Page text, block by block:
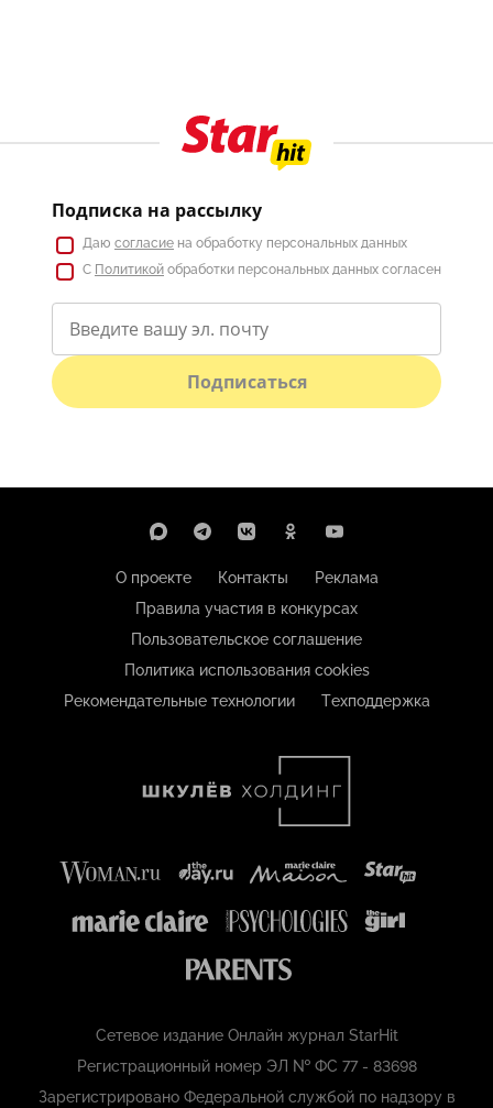
Подписка на рассылку
Даю согласие на обработку персональных данных
С Политикой обработки персональных данных согласен
Подписаться
О проекте Контакты
Реклама
Правила участия в конкурсах
Пользовательское соглашение
Политика использования cookies
Рекомендательные технологии
Техподдержка
Сетевое издание Онлайн журнал StarHit
Регистрационный номер ЭЛ № ФС 77 - 83698
Зарегистрировано Федеральной службой по надзору в